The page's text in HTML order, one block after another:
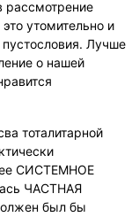
рассмотрение
утомительно и
Лучше
о нашей
тоталитарной
СИСТЕМНОЕ
ЧАСТНАЯ
был бы